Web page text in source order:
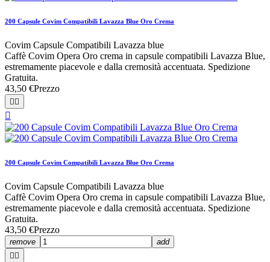
200 Capsule Covim Compatibili Lavazza Blue Oro Crema
Covim Capsule Compatibili Lavazza blue
Caffè Covim Opera Oro crema in capsule compatibili Lavazza Blue,
estremamente piacevole e dalla cremosità accentuata. Spedizione
Gratuita.
43,50 €Prezzo
 

200 Capsule Covim Compatibili Lavazza Blue Oro Crema
Covim Capsule Compatibili Lavazza blue
Caffè Covim Opera Oro crema in capsule compatibili Lavazza Blue,
estremamente piacevole e dalla cremosità accentuata. Spedizione
Gratuita.
43,50 €Prezzo
remove
add
 